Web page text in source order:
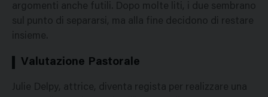
argomenti anche futili. Dopo molte liti, i due sembrano
sul punto di separarsi, ma alla fine decidono di restare
insieme.
Valutazione Pastorale
Julie Delpy, attrice, diventa regista per realizzare una